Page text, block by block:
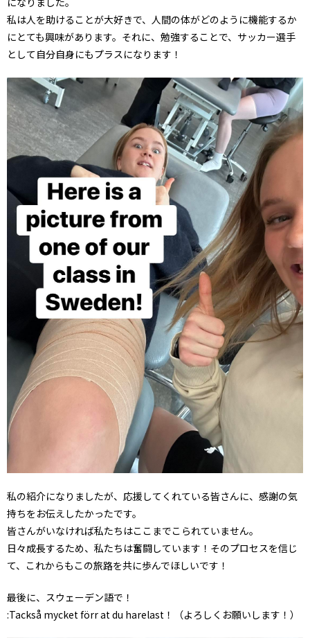
私は人を助けることが大好きで、人間の体がどのように機能するか
にとても興味があります。それに、勉強することで、サッカー選手
として自分自身にもプラスになります！
私の紹介になりましたが、応援してくれている皆さんに、感謝の気
持ちをお伝えしたかったです。
皆さんがいなければ私たちはここまでこられていません。
日々成長するため、私たちは奮闘しています！そのプロセスを信じ
て、これからもこの旅路を共に歩んでほしいです！
最後に、スウェーデン語で！
:Tackså mycket förr at du harelast！（よろしくお願いします！）